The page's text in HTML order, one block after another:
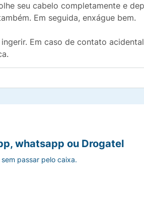
seu cabelo completamente e
Em seguida, enxágue bem.
ingerir. Em caso de contato
whatsapp ou Drogatel
passar pelo caixa.